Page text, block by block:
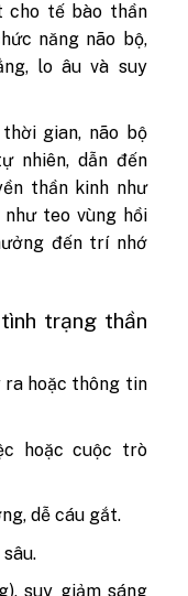
cho tế bào thần
năng não bộ,
lo âu và suy
gian, não bộ
nhiên, dẫn đến
thần kinh như
như teo vùng hồi
đến trí nhớ
trạng thần
ra hoặc thông tin
hoặc cuộc trò
dễ cáu gắt.
suy giảm sáng